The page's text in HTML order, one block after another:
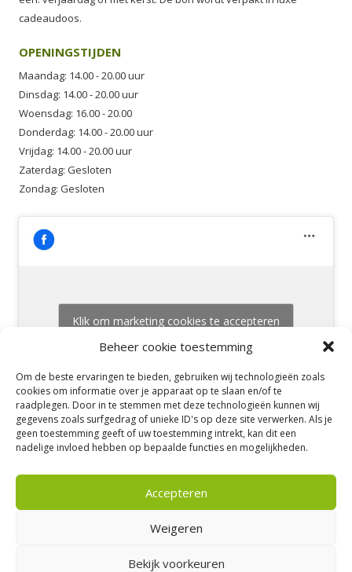
Beheer cookie toestemming
Om de beste ervaringen te bieden, gebruiken wij technologieën zoals
cookies om informatie over je apparaat op te slaan en/of te
raadplegen. Door in te stemmen met deze technologieën kunnen wij
gegevens zoals surfgedrag of unieke ID's op deze site verwerken. Als je
geen toestemming geeft of uw toestemming intrekt, kan dit een
nadelige invloed hebben op bepaalde functies en mogelijkheden.
Accepteren
Weigeren
Bekijk voorkeuren
cadeaudoos.
OPENINGSTIJDEN
Maandag: 14.00 - 20.00 uur
Dinsdag: 14.00 - 20.00 uur
Woensdag: 16.00 - 20.00
Donderdag: 14.00 - 20.00 uur
Vrijdag: 14.00 - 20.00 uur
Zaterdag: Gesloten
Zondag: Gesloten
Klik om marketing cookies te accepteren
Meerkoetweg 50 – 8446 JZ Heerenveen | Tel: 06-53194824 |
info@massagepraktijkshanika.nl